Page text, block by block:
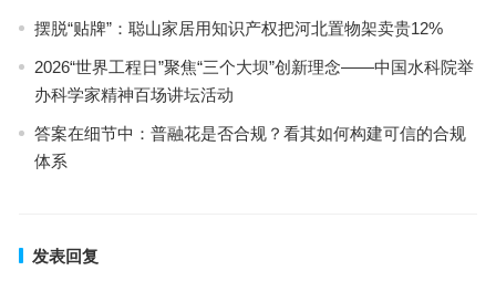
摆脱“贴牌”：聪山家居用知识产权把河北置物架卖贵12%
2026“世界工程日”聚焦“三个大坝”创新理念——中国水科院举
办科学家精神百场讲坛活动
答案在细节中：普融花是否合规？看其如何构建可信的合规
体系
发表回复